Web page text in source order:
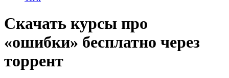
Скачать курсы про
«ошибки» бесплатно через
торрент